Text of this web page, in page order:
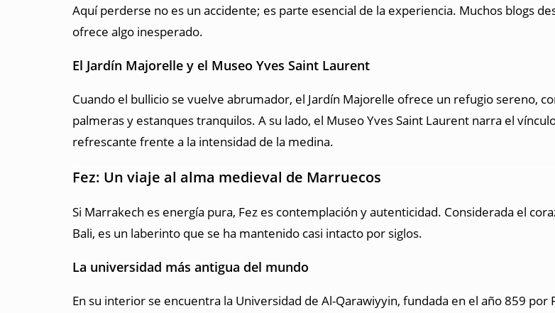
Aquí perderse no es un accidente; es parte esencial de la experiencia. Muchos blogs
ofrece algo inesperado.
El Jardín Majorelle y el Museo Yves Saint Laurent
Cuando el bullicio se vuelve abrumador, el Jardín Majorelle ofrece un refugio sereno,
palmeras y estanques tranquilos. A su lado, el Museo Yves Saint Laurent narra el
refrescante frente a la intensidad de la medina.
Fez: Un viaje al alma medieval de Marruecos
Si Marrakech es energía pura, Fez es contemplación y autenticidad. Considerada el
Bali, es un laberinto que se ha mantenido casi intacto por siglos.
La universidad más antigua del mundo
En su interior se encuentra la Universidad de Al-Qarawiyyin, fundada en el año 859